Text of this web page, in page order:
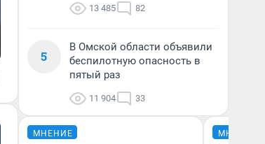
13 485 82
5
В Омской области объявили
беспилотную опасность в
пятый раз
11 904 33
МНЕНИЕ МНЕНИЕ